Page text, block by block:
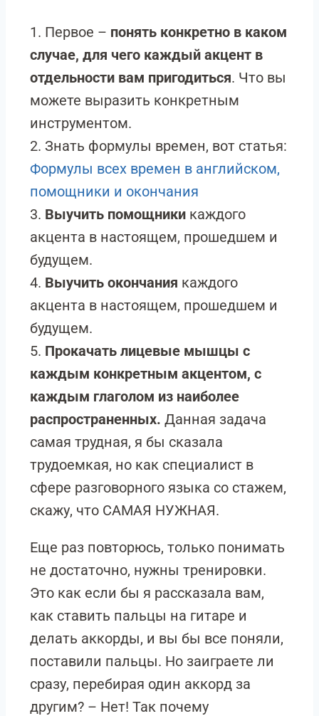
1. Первое – понять конкретно в каком
случае, для чего каждый акцент в
отдельности вам пригодиться. Что вы
можете выразить конкретным
инструментом.
2. Знать формулы времен, вот статья:
Формулы всех времен в английском,
помощники и окончания
3. Выучить помощники каждого
акцента в настоящем, прошедшем и
будущем.
4. Выучить окончания каждого
акцента в настоящем, прошедшем и
будущем.
5. Прокачать лицевые мышцы с
каждым конкретным акцентом, с
каждым глаголом из наиболее
распространенных. Данная задача
самая трудная, я бы сказала
трудоемкая, но как специалист в
сфере разговорного языка со стажем,
скажу, что САМАЯ НУЖНАЯ.
Еще раз повторюсь, только понимать
не достаточно, нужны тренировки.
Это как если бы я рассказала вам,
как ставить пальцы на гитаре и
делать аккорды, и вы бы все поняли,
поставили пальцы. Но заиграете ли
сразу, перебирая один аккорд за
другим? – Нет! Так почему